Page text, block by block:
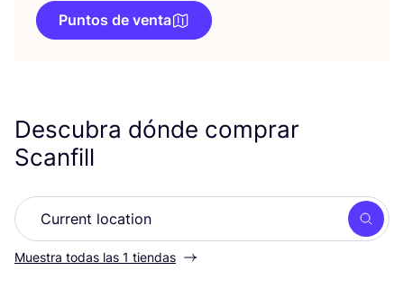
Puntos de venta
Descubra dónde comprar
Scanfill
Muestra todas las 1 tiendas